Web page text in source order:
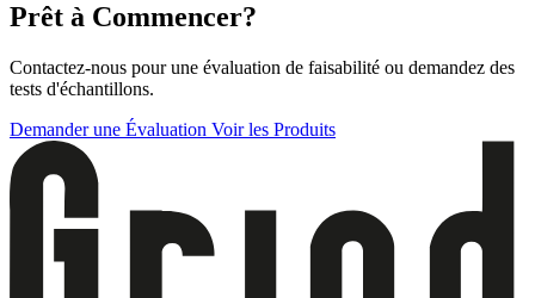
Prêt à Commencer?
Contactez-nous pour une évaluation de faisabilité ou demandez des
tests d'échantillons.
Demander une Évaluation Voir les Produits